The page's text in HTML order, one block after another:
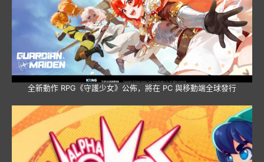
全新動作 RPG《守護少女》公佈，將在 PC 與移動端全球發行